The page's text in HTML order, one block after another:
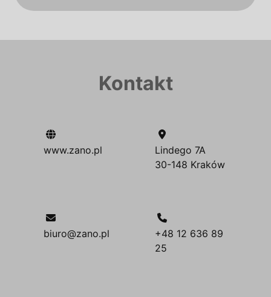
Kontakt
www.zano.pl
Lindego 7A
30-148 Kraków
biuro@zano.pl
+48 12 636 89
25